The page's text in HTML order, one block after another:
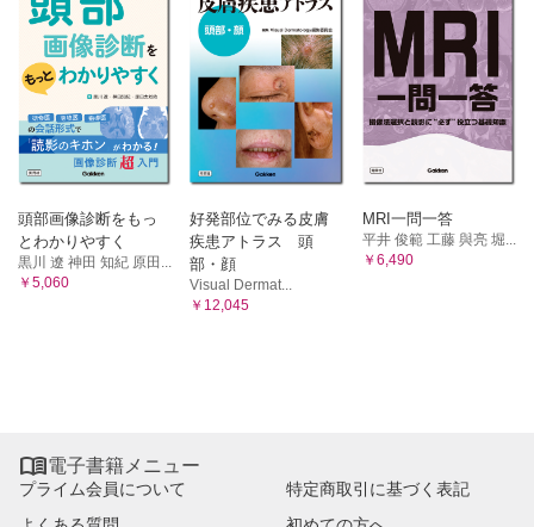
頭部画像診断をもっ
とわかりやすく
黒川 遼 神田 知紀 原田...
￥5,060
好発部位でみる皮膚
疾患アトラス 頭
部・顔
Visual Dermat...
￥12,045
MRI一問一答
平井 俊範 工藤 與亮 堀...
￥6,490
電子書籍メニュー
プライム会員について
特定商取引に基づく表記